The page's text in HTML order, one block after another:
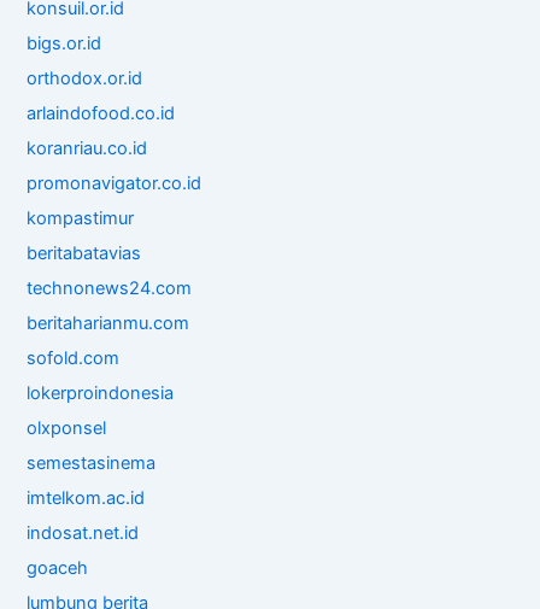
konsuil.or.id
bigs.or.id
orthodox.or.id
arlaindofood.co.id
koranriau.co.id
promonavigator.co.id
kompastimur
beritabatavias
technonews24.com
beritaharianmu.com
sofold.com
lokerproindonesia
olxponsel
semestasinema
imtelkom.ac.id
indosat.net.id
goaceh
lumbung berita